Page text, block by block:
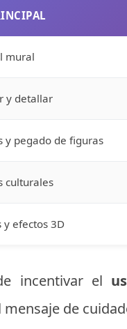
mural
y detallar
y pegado de figuras
culturales
y efectos 3D
incentivar el
de